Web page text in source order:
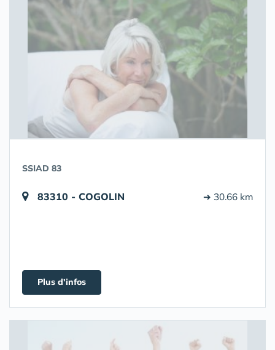
SSIAD 83
83310 - COGOLIN ➔ 30.66 km
Plus d'infos